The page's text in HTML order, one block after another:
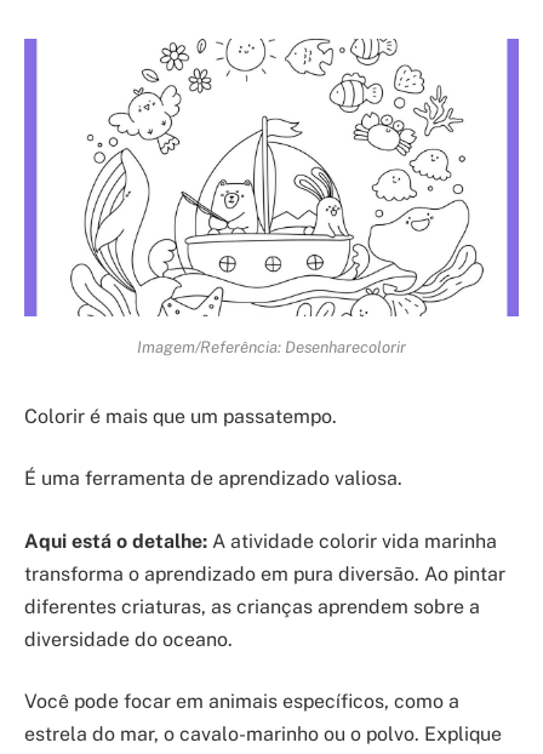
Imagem/Referência: Desenharecolorir
Colorir é mais que um passatempo.
É uma ferramenta de aprendizado valiosa.
Aqui está o detalhe: A atividade colorir vida marinha
transforma o aprendizado em pura diversão. Ao pintar
diferentes criaturas, as crianças aprendem sobre a
diversidade do oceano.
Você pode focar em animais específicos, como a
estrela do mar, o cavalo-marinho ou o polvo. Explique